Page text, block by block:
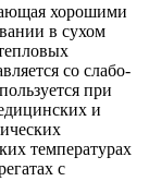
хорошими
в сухом
со слабо-
при
и
температурах
с